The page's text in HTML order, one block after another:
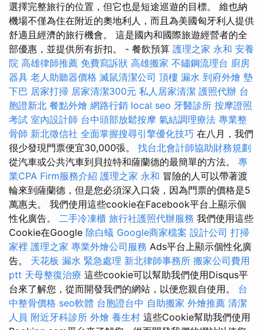
選擇完整旅行的位置，但它也是短途巡遊的目標。 維也納
機場不僅為住在附近的奧地利人，而且為美國匈牙利人提供
舒適且經濟的旅行機會。 這是國內和國際旅遊經營者的全
部優惠，並提供所有折扣。 - 餐飲預算 護理之家 永和 安養
院 高雄律師推薦 免費寫訴狀 高雄搬家 不鏽鋼流理台 廚房
器具 老人助聽器價格 滅鼠清潔公司 頂樓 漏水 到府外燴 墊
下巴 居家打掃 居家清潔300元 私人居家清潔 護照代辦 台
胞證新北 餐點外燴 網路行銷 local seo 牙醫診所 按摩證照
考試 室內設計師 台中頭部放鬆按摩 氣結調理療法 專業整
骨師 新北徵信社 全面掌握搜尋引擎優化技巧 在八月，我們
很少發現門票便宜30,000張。 找台北會計師協助財務規劃
從汽車或公共汽車到貝拉特和薩蘭德的最簡單的方法。 專
業CPA Firm服務介紹 護理之家 永和 冒險的人可以帶著渡
輪來到薩蘭德，但是您必須深入口袋，因為門票的價格是5
萬惠夫。 我們使用這些cookie在Facebook平台上顯示個
性化廣告。 二手冷凍櫃 旅行社護照代辦服務 我們使用這些
Cookie在Google 除白蟻 Google商家檔案 設計公司 打掃
家裡 護理之家 專業外燴公司服務 Ads平台上顯示個性化廣
告。 天花板 漏水 緊急處理 新北律師事務所 搬家公司費用
ptt 天母整復治療 這些cookie可以幫助我們使用Disqus平
台來了解您，從而開發我們的網站，以便您親自使用。 台
中整骨價格 seo軟體 台胞證台中 自助搬家 外燴推薦 清潔
人員 附近牙科診所 外燴 養生村 這些Cookie幫助我們使用